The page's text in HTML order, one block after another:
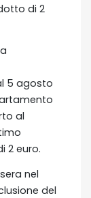
di 2
5 agosto
al
2 euro.
nel
del